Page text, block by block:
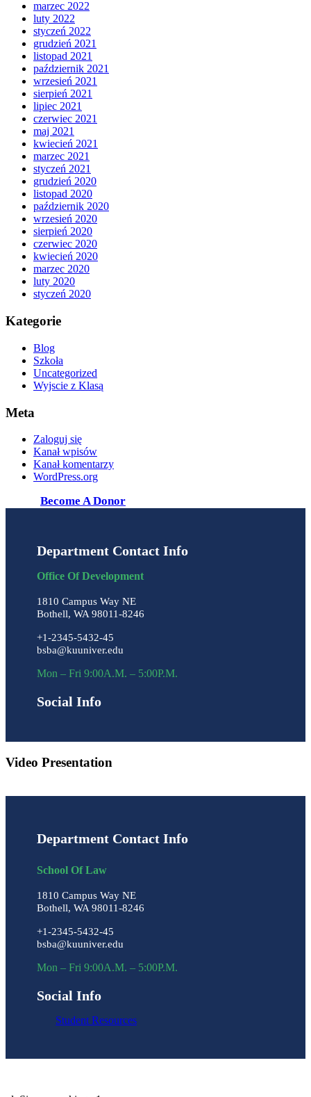
marzec 2022
luty 2022
styczeń 2022
grudzień 2021
listopad 2021
październik 2021
wrzesień 2021
sierpień 2021
lipiec 2021
czerwiec 2021
maj 2021
kwiecień 2021
marzec 2021
styczeń 2021
grudzień 2020
listopad 2020
październik 2020
wrzesień 2020
sierpień 2020
czerwiec 2020
kwiecień 2020
marzec 2020
luty 2020
styczeń 2020
Kategorie
Blog
Szkoła
Uncategorized
Wyjscie z Klasą
Meta
Zaloguj się
Kanał wpisów
Kanał komentarzy
WordPress.org
Become A Donor
Department Contact Info
Office Of Development
1810 Campus Way NE
Bothell, WA 98011-8246
+1-2345-5432-45
bsba@kuuniver.edu
Mon – Fri 9:00A.M. – 5:00P.M.
Social Info
Video Presentation
Department Contact Info
School Of Law
1810 Campus Way NE
Bothell, WA 98011-8246
+1-2345-5432-45
bsba@kuuniver.edu
Mon – Fri 9:00A.M. – 5:00P.M.
Social Info
Student Resources